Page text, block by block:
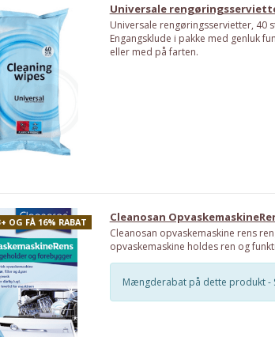
Universale
Universale rengøringsservietter, 40
Engangsklude i pakke med genluk
eller med på farten.
OG FÅ 16% RABAT Cleanosan
Cleanosan opvaskemaskine rens
opvaskemaskine holdes ren og
Mængderabat på dette produkt -